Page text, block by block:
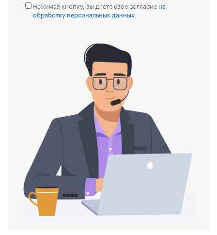
Нажимая кнопку, вы даете свое согласие на
обработку персональных данных